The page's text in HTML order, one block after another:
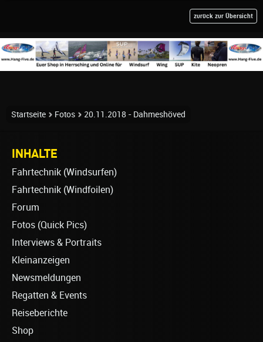
zurück zur Übersicht
Startseite Fotos 20.11.2018 - Dahmeshöved
INHALTE
Fahrtechnik (Windsurfen)
Fahrtechnik (Windfoilen)
Forum
Fotos (Quick Pics)
Interviews & Portraits
Kleinanzeigen
Newsmeldungen
Regatten & Events
Reiseberichte
Shop